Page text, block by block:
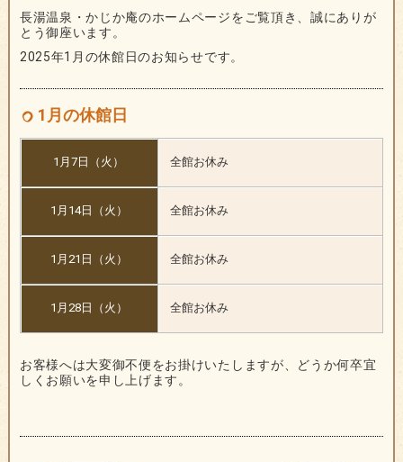
長湯温泉・かじか庵のホームページをご覧頂き、誠にありが
とう御座います。
2025年1月の休館日のお知らせです。
1月の休館日
1月7日（火） 全館お休み
1月14日（火） 全館お休み
1月21日（火） 全館お休み
1月28日（火） 全館お休み
お客様へは大変御不便をお掛けいたしますが、どうか何卒宜
しくお願いを申し上げます。